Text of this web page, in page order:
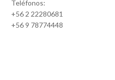
Teléfonos:
+56 2 22280681
+56 9 78774448